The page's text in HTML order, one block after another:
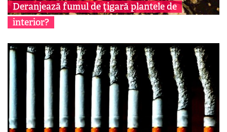
Deranjează fumul de ţigară plantele de
interior?